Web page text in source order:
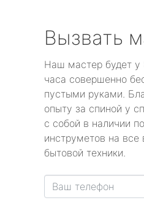
Вызвать
Наш мастер будет у
часа совершенно
пустыми руками.
опыту за спиной у
с собой в наличии
инструметов на
бытовой техники.